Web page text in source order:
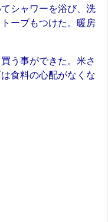
シャワーを浴び、洗
ーブもつけた。暖房
う事ができた。米さ
食料の心配がなくな